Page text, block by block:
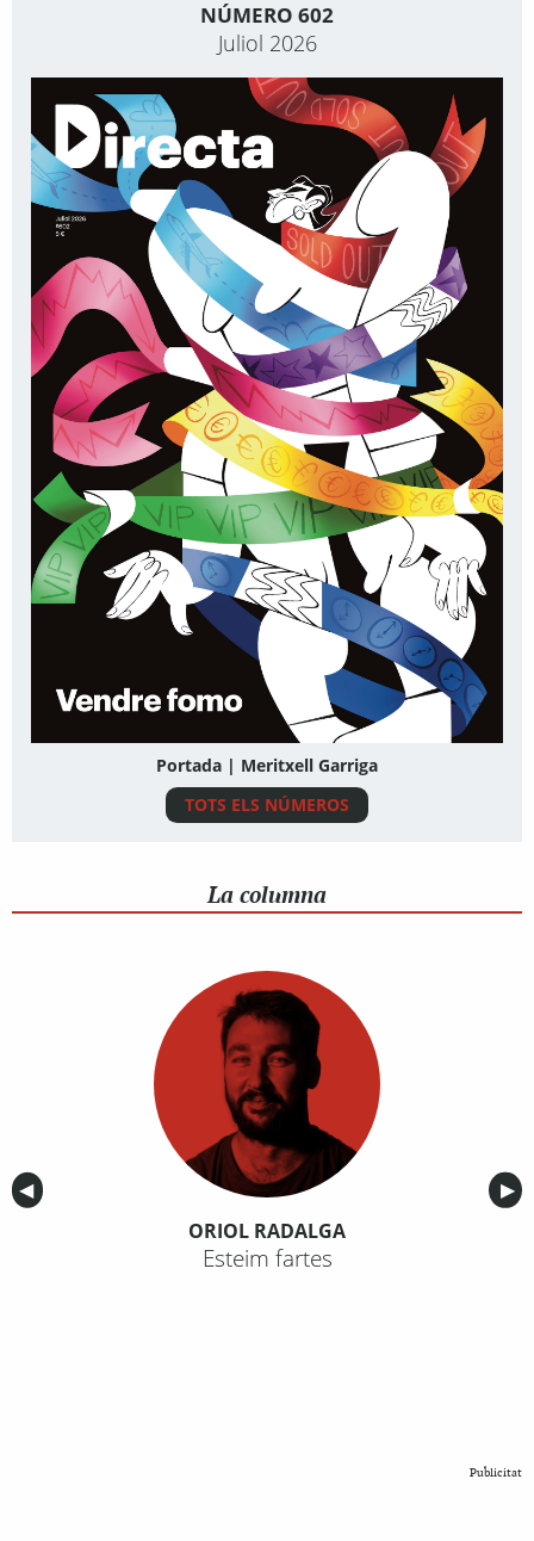
NÚMERO 602
Juliol 2026
Portada | Meritxell Garriga
TOTS ELS NÚMEROS
La columna
Anterior
◀︎ ▶︎
ORIOL RADALGA
Esteim fartes
Publicitat